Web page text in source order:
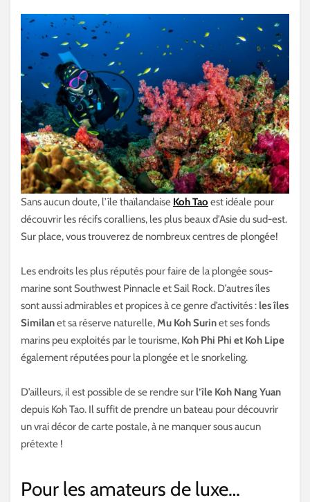
Sans aucun doute, l’île thaïlandaise Koh Tao est idéale pour
découvrir les récifs coralliens, les plus beaux d’Asie du sud-est.
Sur place, vous trouverez de nombreux centres de plongée!
Les endroits les plus réputés pour faire de la plongée sous-
marine sont Southwest Pinnacle et Sail Rock. D’autres îles
sont aussi admirables et propices à ce genre d’activités : les îles
Similanet sa réserve naturelle,Mu Koh Surinet ses fonds
marins peu exploités par le tourisme, Koh Phi Phi et Koh Lipe
également réputées pour la plongée et le snorkeling.
D’ailleurs, il est possible de se rendre sur l’île Koh Nang Yuan
depuis Koh Tao. Il suffit de prendre un bateau pour découvrir
un vrai décor de carte postale, à ne manquer sous aucun
prétexte !
Pour les amateurs de luxe…